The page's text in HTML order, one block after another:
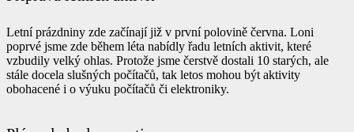
Letní prázdniny zde začínají již v první polovině června. Loni
poprvé jsme zde během léta nabídly řadu letních aktivit, které
vzbudily velký ohlas. Protože jsme čerstvě dostali 10 starých, ale
stále docela slušných počítačů, tak letos mohou být aktivity
obohacené i o výuku počítačů či elektroniky.